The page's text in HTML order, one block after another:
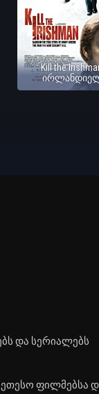
Kill the
და სერიალებს
ფილმებსა